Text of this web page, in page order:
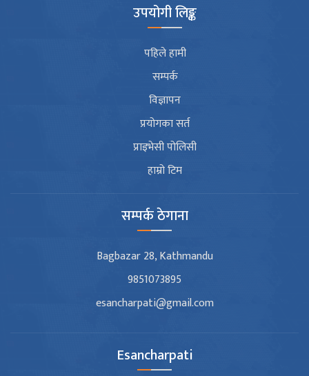
उपयोगी लिङ्क
पहिले हामी
सम्पर्क
विज्ञापन
प्रयोगका सर्त
प्राइभेसी पोलिसी
हाम्रो टिम
सम्पर्क ठेगाना
Bagbazar 28, Kathmandu
9851073895
esancharpati@gmail.com
Esancharpati